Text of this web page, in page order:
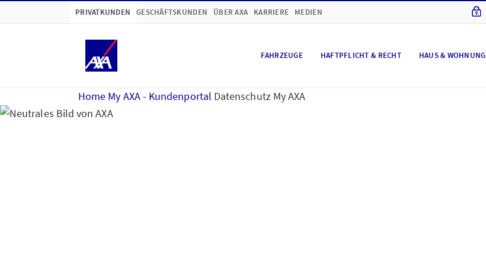
PRIVATKUNDEN GESCHÄFTSKUNDEN ÜBER AXA KARRIERE MEDIEN
FAHRZEUGE HAFTPFLICHT & RECHT HAUS & WOHNUNG
Home My AXA - Kundenportal Datenschutz My AXA